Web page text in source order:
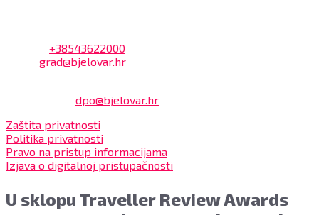
+38543622000
grad@bjelovar.hr
dpo@bjelovar.hr
Zaštita privatnosti
Politika privatnosti
Pravo na pristup informacijama
Izjava o digitalnoj pristupačnosti
U sklopu Traveller Review Awards